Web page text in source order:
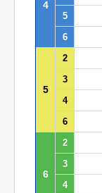
4
5
6
5
2
3
4
6
6
2
3
4